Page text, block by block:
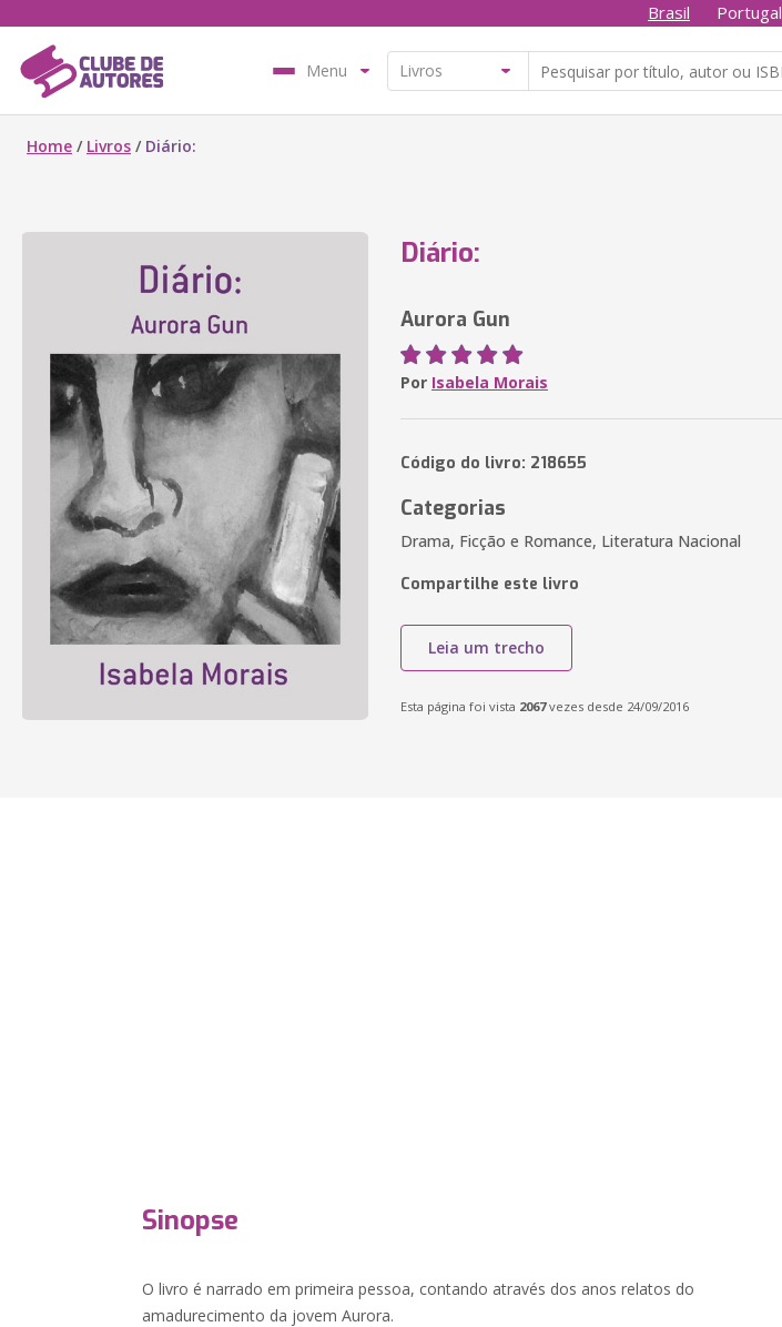
Brasil Portugal
Menu
Home / Livros / Diário:
Diário:
Aurora Gun
Por Isabela Morais
Código do livro: 218655
Categorias
Drama, Ficção e Romance, Literatura Nacional
Compartilhe este livro
Leia um trecho
Esta página foi vista 2067vezes desde 24/09/2016
Sinopse
O livro é narrado em primeira pessoa, contando através dos anos relatos do
amadurecimento da jovem Aurora.